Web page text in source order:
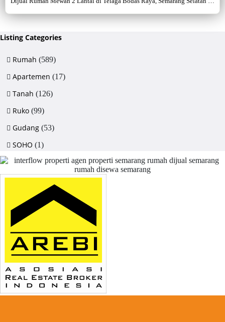
listrik 5500 watt, air artetis. Lingkungan asri & strategis.
Listing Categories
Rumah (589)
Apartemen (17)
Tanah (126)
Ruko (99)
Gudang (53)
SOHO (1)